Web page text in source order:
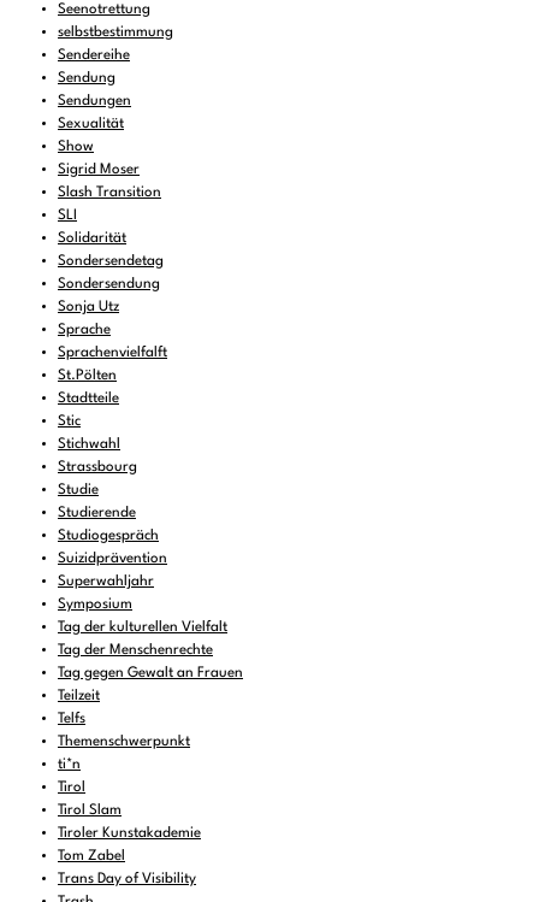
Seenotrettung
selbstbestimmung
Sendereihe
Sendung
Sendungen
Sexualität
Show
Sigrid Moser
Slash Transition
SLI
Solidarität
Sondersendetag
Sondersendung
Sonja Utz
Sprache
Sprachenvielfalft
St.Pölten
Stadtteile
Stic
Stichwahl
Strassbourg
Studie
Studierende
Studiogespräch
Suizidprävention
Superwahljahr
Symposium
Tag der kulturellen Vielfalt
Tag der Menschenrechte
Tag gegen Gewalt an Frauen
Teilzeit
Telfs
Themenschwerpunkt
ti*n
Tirol
Tirol Slam
Tiroler Kunstakademie
Tom Zabel
Trans Day of Visibility